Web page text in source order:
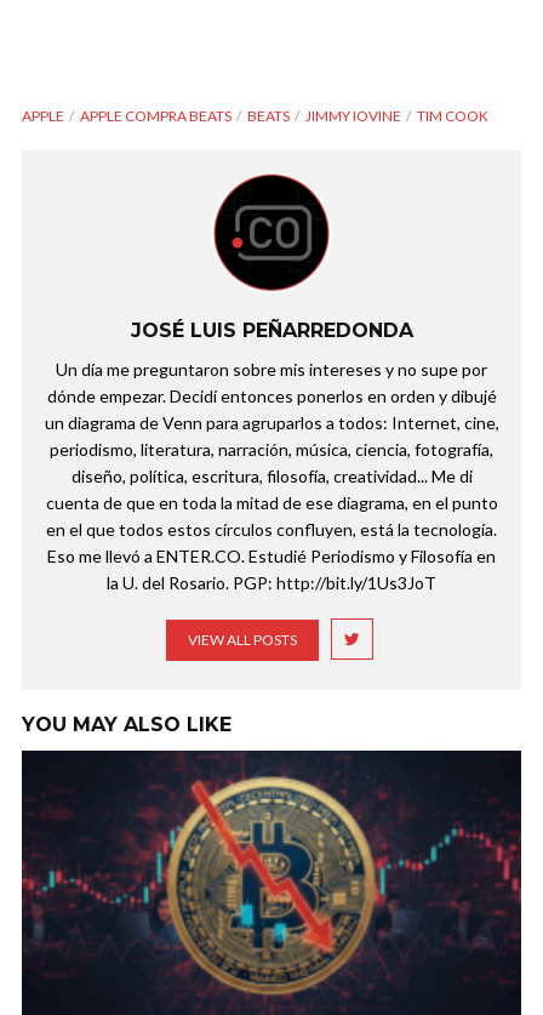
APPLE APPLE COMPRA BEATS BEATS JIMMY IOVINE TIM COOK
JOSÉ LUIS PEÑARREDONDA
Un día me preguntaron sobre mis intereses y no supe por
dónde empezar. Decidí entonces ponerlos en orden y dibujé
un diagrama de Venn para agruparlos a todos: Internet, cine,
periodismo, literatura, narración, música, ciencia, fotografía,
diseño, política, escritura, filosofía, creatividad... Me di
cuenta de que en toda la mitad de ese diagrama, en el punto
en el que todos estos círculos confluyen, está la tecnología.
Eso me llevó a ENTER.CO. Estudié Periodismo y Filosofía en
la U. del Rosario. PGP: http://bit.ly/1Us3JoT
VIEW ALL POSTS
YOU MAY ALSO LIKE